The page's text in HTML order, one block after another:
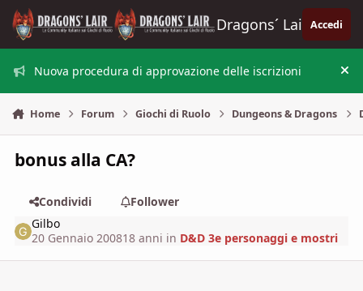
Vai al contenuto
Dragons´ Lair Accedi
Nuova procedura di approvazione delle iscrizioni
Home Forum Giochi di Ruolo Dungeons & Dragons
bonus alla CA?
Condividi
Follower
Gilbo
20 Gennaio 200818 anni in D&D 3e personaggi e mostri